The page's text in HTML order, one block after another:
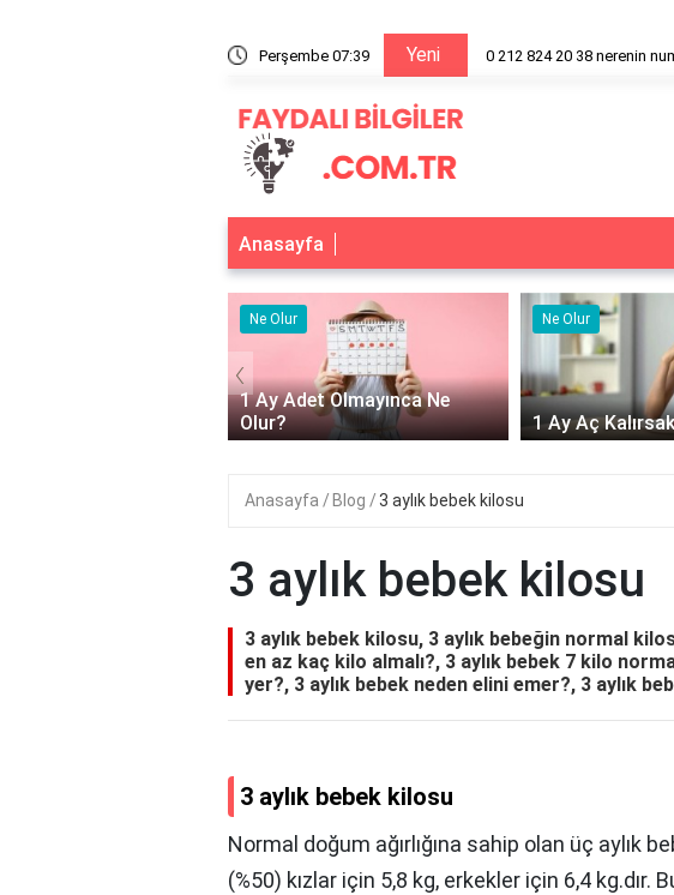
Perşembe 07:39 Yeni 0 212 824 20 38 nerenin
Anasayfa
Ne Olur
1 Ay Aç Kalırsak Ne Olur?
Ne Olur
0
Olur?
‹
Anasayfa Blog 3 aylık bebek kilosu
3 aylık bebek kilosu
3 aylık bebek kilosu, 3 aylık bebeğin normal
en az kaç kilo almalı?, 3 aylık bebek 7 kilo
yer?, 3 aylık bebek neden elini emer?, 3 aylık
3 aylık bebek kilosu
Normal doğum ağırlığına sahip olan üç aylık
(%50) kızlar için 5,8 kg, erkekler için 6,4 kg.dır.